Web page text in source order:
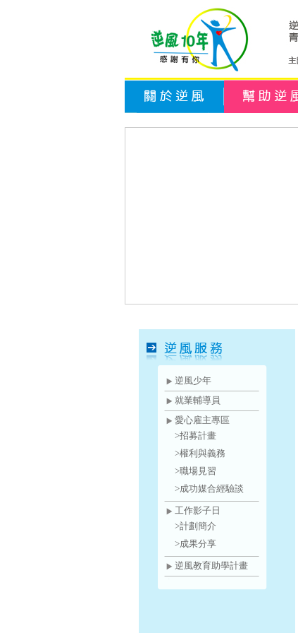
逆風少年
就業輔導員
愛心雇主專區
>招募計畫
>權利與義務
>職場見習
>成功媒合經驗談
工作影子日
>計劃簡介
>成果分享
逆風教育助學計畫